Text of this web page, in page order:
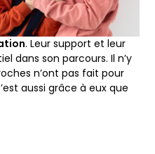
. Leur support et leur
dans son parcours. Il n’y
n’ont pas fait pour
aussi grâce à eux que